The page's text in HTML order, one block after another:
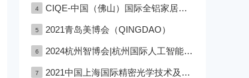
4 CIQE-中国（佛山）国际全铝家居展览会
5 2021青岛美博会（QINGDAO）
6 2024杭州智博会|杭州国际人工智能,物联网,大数据展览会
7 2021中国上海国际精密光学技术及设备展览会